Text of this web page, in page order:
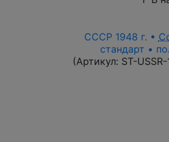
СССР 1948 г. •
стандарт •
(Артикул: ST-